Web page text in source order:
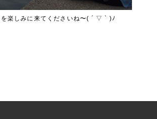
楽しみに来てくださいね〜( ´ ▽ ` )ﾉ